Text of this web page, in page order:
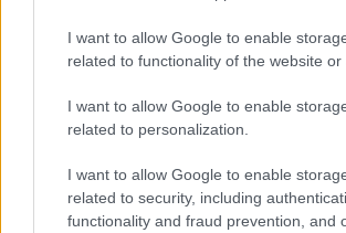
I want to allow Google to enable
related to functionality of the website or
I want to allow Google to enable
related to personalization.
I want to allow Google to enable
related to security, including
functionality and fraud prevention, and
szybkiej jeździe, niwelując przesadną
(i niekiedy lekko zaskakując
nadsterownością, niwelowaną przez